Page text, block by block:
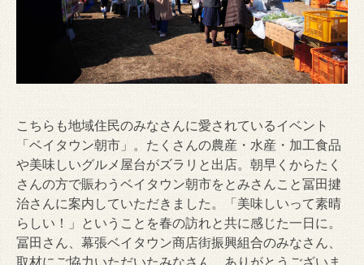
こちらも地域住民のみなさんに愛されているイベント
「ベイタウン朝市」。たくさんの農産・水産・加工食品
や美味しいグルメ屋台がズラリと出店。朝早くからたく
さんの方で賑わうベイタウン朝市をとみさんこと冨田揵
治さんに案内していただきました。「美味しいって素晴
らしい！」ということを春の訪れと共に感じた一日に。
冨田さん、幕張ベイタウン商店街振興組合のみなさん、
取材にご協力いただいたみなさん、ありがとうございま